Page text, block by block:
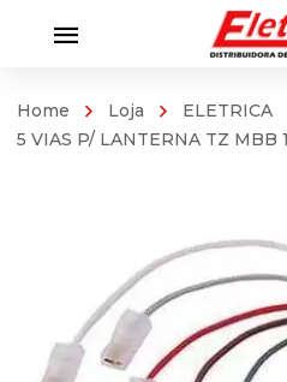
Home Loja ELETRICA
5 VIAS P/ LANTERNA TZ MBB